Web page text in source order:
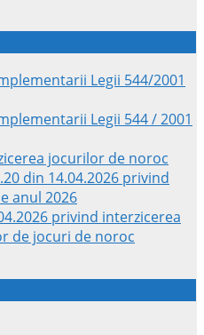
Legii 544/2001
Legii 544 / 2001
jocurilor de noroc
din 14.04.2026 privind
anul 2026
privind interzicerea
de jocuri de noroc